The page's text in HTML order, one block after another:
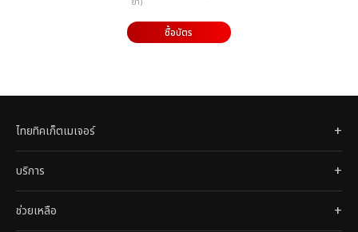
ซื้อบัตร
ไทยทิคเก็ตเมเจอร์
บริการ
ช่วยเหลือ